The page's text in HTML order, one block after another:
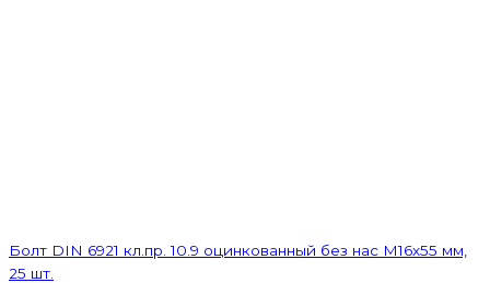
Болт DIN 6921 кл.пр. 10.9 оцинкованный без нас М16х55 мм,
25 шт.